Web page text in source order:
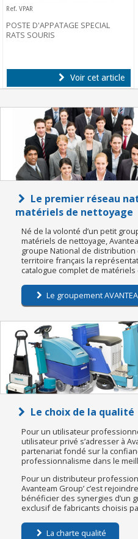
Ref. VPAR
POSTE D'APPATAGE SPECIAL
RATS SOURIS
Voir cet article
Le premier réseau
matériels de nettoyage
Né de la volonté d’un petit
matériels de nettoyage,
groupe National de distribution
territoire français la
catalogue complet de
Le groupement
Le choix de la qualité
Pour un utilisateur
utilisateur privé s’adresser à
partenariat fondé sur la
professionnalisme dans le
Pour un distributeur
Avanteam Group’ c’est
bénéficier des synergies d’un
exclusif de fabricants choisis
La charte qualité